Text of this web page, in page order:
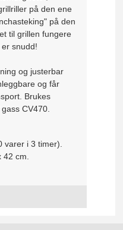
på den ene
på den
til grillen fungere
snudd!
og justerbar
og får
Brukes
CV470.
varer i 3 timer).
42 cm.